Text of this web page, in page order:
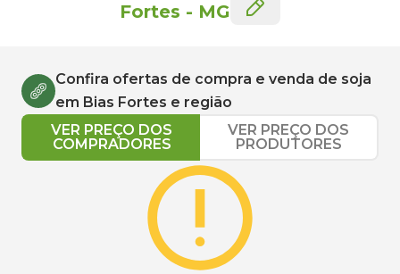
Fortes - MG
Confira ofertas de compra e venda de soja
em Bias Fortes e região
VER PREÇO DOS
COMPRADORES
VER PREÇO DOS
PRODUTORES